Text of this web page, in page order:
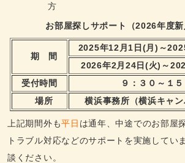
方
お部屋探しサポート（2026年度新
期 間
2025年12月1日(月)～
2026年2月24日(火)～
受付時間
９：３０～１５
場所
横浜事務所（横浜キャン
上記期間外も平日 は通年、中途でのお部屋
トラブル対応などのサポートを実施してい
談ください。